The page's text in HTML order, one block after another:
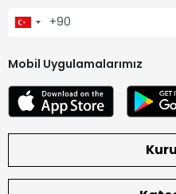
Mobil Uygulamalarımız